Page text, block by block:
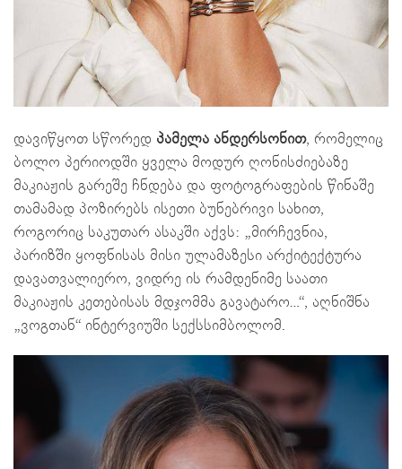
დავიწყოთ სწორედ პამელა ანდერსონით, რომელიც
ბოლო პერიოდში ყველა მოდურ ღონისძიებაზე
მაკიაჟის გარეშე ჩნდება და ფოტოგრაფების წინაშე
თამამად პოზირებს ისეთი ბუნებრივი სახით,
როგორიც საკუთარ ასაკში აქვს: „მირჩევნია,
პარიზში ყოფნისას მისი ულამაზესი არქიტექტურა
დავათვალიერო, ვიდრე ის რამდენიმე საათი
მაკიაჟის კეთებისას მდჯომმა გავატარო…“, აღნიშნა
„ვოგთან“ ინტერვიუში სექსსიმბოლომ.